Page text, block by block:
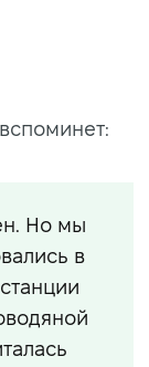
вспоминет:
Но мы
в